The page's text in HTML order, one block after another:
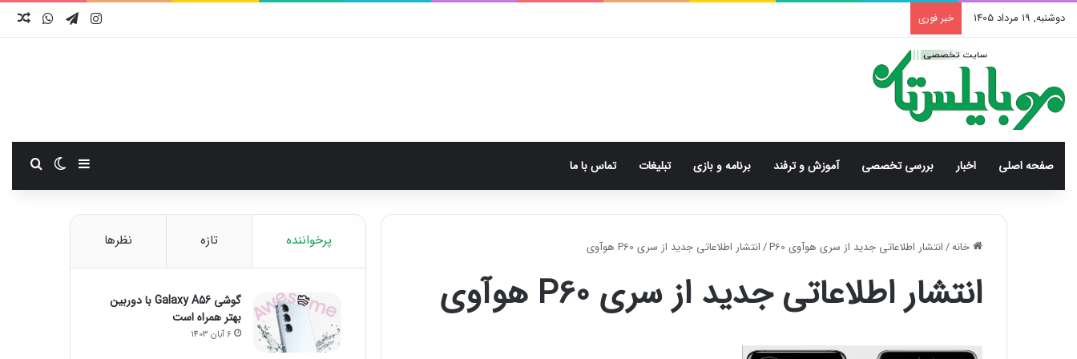
دوشنبه, 19 مرداد 1405 خبر فوری اینستاگرام
تلگرام واتس
صفحه اصلی اخبار بررسی‌ تخصصی آموزش و ترفند برنامه و بازی تبلیغات تماس با ما سایدبارتغییر
خانه/انتشار اطلاعاتی جدید از سری هوآوی P60 /انتشار اطلاعاتی جدید از سری P60 هوآوی
انتشار اطلاعاتی جدید از سری P60 هوآوی
پرخواننده تازه نظرها
گوشی Galaxy A56 با دوربین
بهتر همراه است
6 آبان 1403